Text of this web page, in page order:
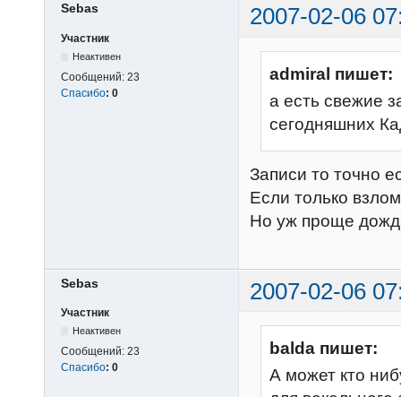
Sebas 2007-02-06
Участник
Неактивен
Сообщений: 23
Спасибо: 0
admiral пишет:
а есть свежие
сегодняшних
Записи то точно
Если только
Но уж проще
Sebas 2007-02-06
Участник
Неактивен
Сообщений: 23
Спасибо: 0
balda пишет:
А может кто